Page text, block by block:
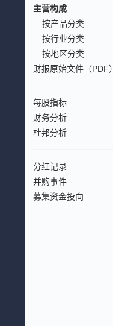
主营构成
按产品分类
按行业分类
按地区分类
财报原始文件（PDF）
每股指标
财务分析
杜邦分析
分红记录
并购事件
募集资金投向